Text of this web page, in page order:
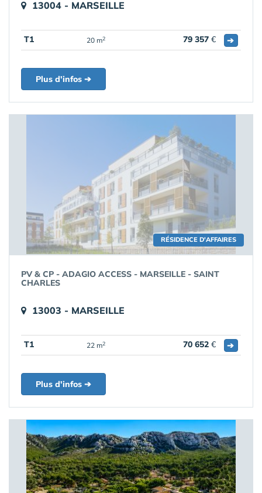
13004 - MARSEILLE
T1 20 m2 79 357 € ➔
Plus d'infos ➔
RÉSIDENCE D'AFFAIRES
PV & CP - ADAGIO ACCESS - MARSEILLE - SAINT
CHARLES
13003 - MARSEILLE
T1 22 m2 70 652 € ➔
Plus d'infos ➔